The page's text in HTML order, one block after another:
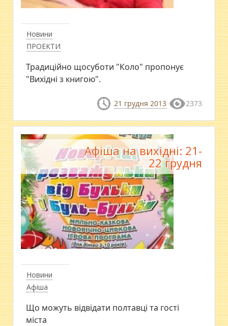
Новини
ПРОЕКТИ
Традиційно щосуботи "Коло" пропонує
"Вихідні з книгою".
21 грудня 2013 2373
Новини
Афіша
Афіша на вихідні: 21-
22 грудня
Що можуть відвідати полтавці та гості
міста